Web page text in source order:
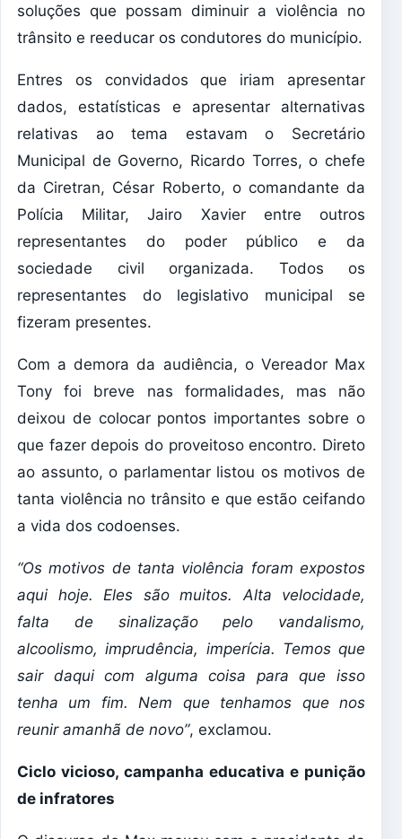
soluções que possam diminuir a violência no
trânsito e reeducar os condutores do município.
Entres os convidados que iriam apresentar
dados, estatísticas e apresentar alternativas
relativas ao tema estavam o Secretário
Municipal de Governo, Ricardo Torres, o chefe
da Ciretran, César Roberto, o comandante da
Polícia Militar, Jairo Xavier entre outros
representantes do poder público e da
sociedade civil organizada. Todos os
representantes do legislativo municipal se
fizeram presentes.
Com a demora da audiência, o Vereador Max
Tony foi breve nas formalidades, mas não
deixou de colocar pontos importantes sobre o
que fazer depois do proveitoso encontro. Direto
ao assunto, o parlamentar listou os motivos de
tanta violência no trânsito e que estão ceifando
a vida dos codoenses.
“Os motivos de tanta violência foram expostos
aqui hoje. Eles são muitos. Alta velocidade,
falta de sinalização pelo vandalismo,
alcoolismo, imprudência, imperícia. Temos que
sair daqui com alguma coisa para que isso
tenha um fim. Nem que tenhamos que nos
reunir amanhã de novo”, exclamou.
Ciclo vicioso, campanha educativa e punição
de infratores